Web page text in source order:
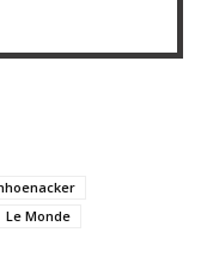
Le Monde